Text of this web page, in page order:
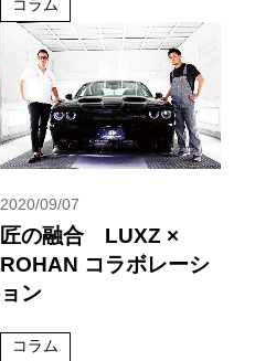
コラム
2020/09/07
匠の融合 LUXZ ×
ROHAN コラボレーシ
ョン
コラム